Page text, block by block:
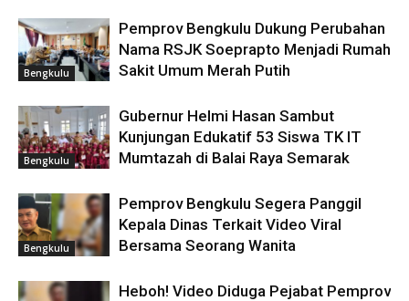
Bengkulu
Pemprov Bengkulu Dukung Perubahan
Nama RSJK Soeprapto Menjadi Rumah
Sakit Umum Merah Putih
Bengkulu
Gubernur Helmi Hasan Sambut
Kunjungan Edukatif 53 Siswa TK IT
Mumtazah di Balai Raya Semarak
Bengkulu
Pemprov Bengkulu Segera Panggil
Kepala Dinas Terkait Video Viral
Bersama Seorang Wanita
Heboh! Video Diduga Pejabat Pemprov